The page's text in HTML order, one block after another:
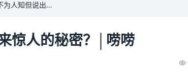
你们学校里有什么不为人知但说出来惊人的秘密？│唠唠
惊人的秘密？│唠唠